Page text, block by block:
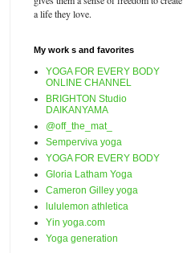
a life they love.
My work s and favorites
YOGA FOR EVERY BODY
ONLINE CHANNEL
BRIGHTON Studio
DAIKANYAMA
@off_the_mat_
Semperviva yoga
YOGA FOR EVERY BODY
Gloria Latham Yoga
Cameron Gilley yoga
lululemon athletica
Yin yoga.com
Yoga generation